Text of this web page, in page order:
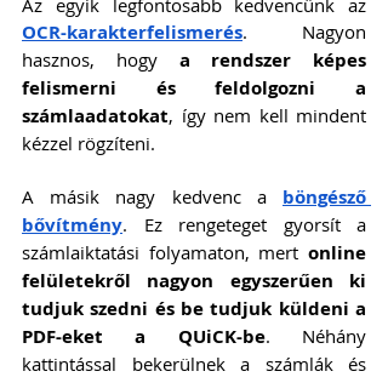
OCR-karakterfelismerés. Nagyon
hasznos, hogy a rendszer képes
felismerni és feldolgozni a
számlaadatokat, így nem kell mindent
kézzel rögzíteni.
A másik nagy kedvenc a böngésző
bővítmény. Ez rengeteget gyorsít a
számlaiktatási folyamaton, mert online
felületekről nagyon egyszerűen ki
tudjuk szedni és be tudjuk küldeni a
PDF-eket a QUiCK-be. Néhány
kattintással bekerülnek a számlák és